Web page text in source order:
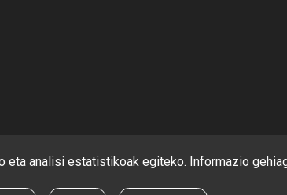
analisi estatistikoak egiteko. Informazio